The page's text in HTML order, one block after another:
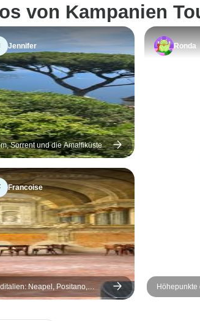
Antworten auf all
Fragen und
kamen immer
dass wir uns in jeder
Phase der Planung
aufgehoben fühlten. Die
Liebe zum Detail war
beeindruckend,
Aspekt unserer
von Anfang bis Ende
akribisch organisiert.
genossen während
Reise private Touren
Abholungen, und
Reiseleiter und
pünktlich,
und ein absolutes
Vergnügen, Zeit mit
verbringen. Ihr
hat unsere
von Kampanien
Jennifer
Sorrent und die Amalfiküste
Francoise
Neapel, Positano,
Sorrento, Amalfiküste - 6
Ronda
Höhepunkte